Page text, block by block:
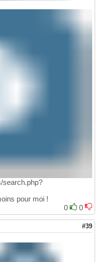
search.php?
pour moi !
0
0
#39